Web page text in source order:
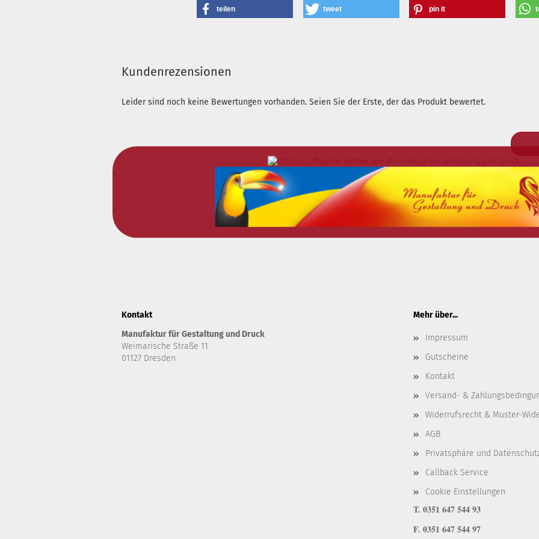
teilen tweet pin it
Kundenrezensionen
Leider sind noch keine Bewertungen vorhanden. Seien Sie der Erste, der das Produkt bewertet.
Kontakt
Manufaktur für Gestaltung und Druck
Weimarische Straße 11
01127 Dresden
Mehr über...
Impressum
Gutscheine
Kontakt
Versand- &
Widerrufsrecht & Muster-
AGB
Privatsphäre und
Callback Service
Cookie Einstellungen
T. 0351 647 544 93
F. 0351 647 544 97